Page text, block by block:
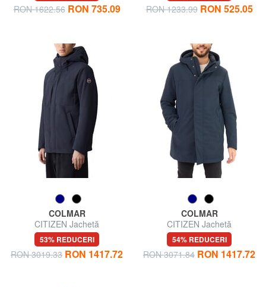
RON 1622.56 RON 735.09 RON 1233.99 RON 525.05
COLMAR
CITIZEN Jachetă
impermeabilă cu glugă
53% REDUCERI
RON 3019.33 RON 1417.72
COLMAR
CITIZEN Jachetă
impermeabilă
54% REDUCERI
RON 3071.84 RON 1417.72